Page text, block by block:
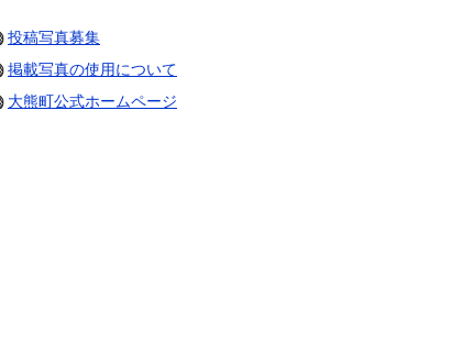
投稿写真募集
掲載写真の使用について
大熊町公式ホームページ